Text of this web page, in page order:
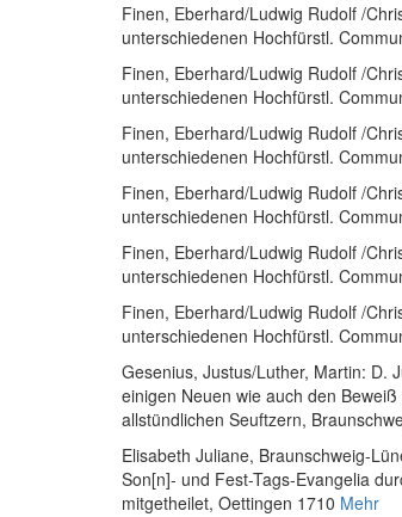
Finen, Eberhard/Ludwig Rudolf /
unterschiedenen Hochfürstl.
Finen, Eberhard/Ludwig Rudolf /
unterschiedenen Hochfürstl.
Finen, Eberhard/Ludwig Rudolf /
unterschiedenen Hochfürstl.
Finen, Eberhard/Ludwig Rudolf /
unterschiedenen Hochfürstl.
Finen, Eberhard/Ludwig Rudolf /
unterschiedenen Hochfürstl.
Finen, Eberhard/Ludwig Rudolf /
unterschiedenen Hochfürstl.
Gesenius, Justus/Luther, Martin: D.
einigen Neuen wie auch den
allstündlichen Seuftzern,
Elisabeth Juliane, Braunschweig-
Son[n]- und Fest-Tags-Evangelia
mitgetheilet, Oettingen 1710 Mehr